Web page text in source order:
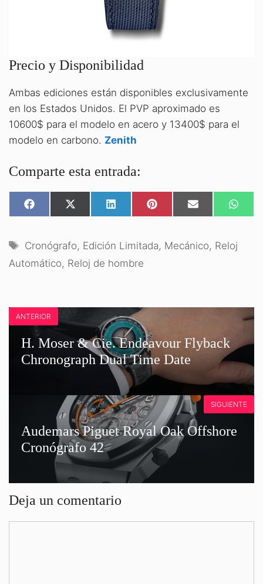
Precio y Disponibilidad
Ambas ediciones están disponibles exclusivamente
en los Estados Unidos. El PVP aproximado es
10600$ para el modelo en acero y 13400$ para el
modelo en carbono. Zenith
Comparte esta entrada:
COMPARTIR
EN
COMPARTIR
EN
COMPARTIR
EN
COMPARTIR
EN
COMPARTIR
EN
EN
Etiquetas
Cronógrafo, Edición Limitada, Mecánico, Reloj
Automático, Reloj de hombre
ANTERIOR
H. Moser & Cie. Endeavour Flyback
Chronograph Dual Time Date
Audemars Piguet Royal Oak Offshore
Cronógrafo 42
SIGUIENTE
Deja un comentario